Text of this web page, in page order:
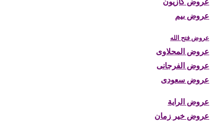
عروض بيم
عروض فتح الله
عروض المحلاوى
عروض الفرجانى
عروض سعودى
عروض الراية
عروض خير زمان